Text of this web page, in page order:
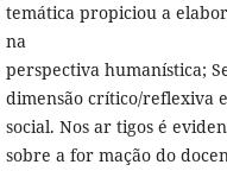
temática propiciou a
na
perspectiva humanística;
dimensão crítico/reflexiva
social. Nos ar tigos é
sobre a for mação do